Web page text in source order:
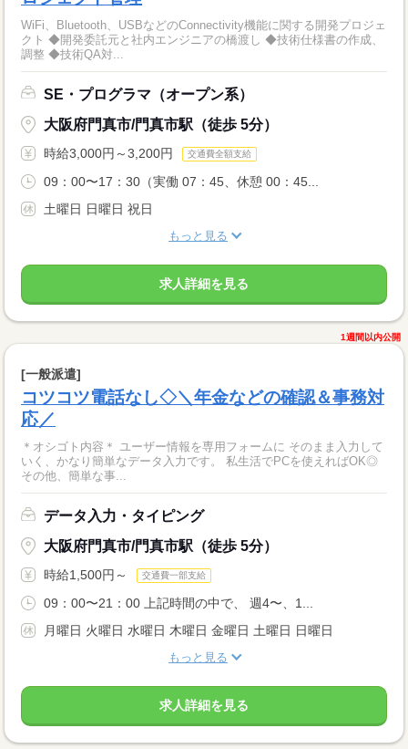
WiFi、Bluetooth、USBなどのConnectivity機能に関する開発プロジェ
クト ◆開発委託元と社内エンジニアの橋渡し ◆技術仕様書の作成、
調整 ◆技術QA対...
SE・プログラマ（オープン系）
大阪府門真市/門真市駅（徒歩 5分）
時給3,000円～3,200円 交通費全額支給
09：00〜17：30（実働 07：45、休憩 00：45...
土曜日 日曜日 祝日
もっと見る
求人詳細を見る
1週間以内公開
[一般派遣]
コツコツ電話なし◇＼年金などの確認＆事務対
応／
＊オシゴト内容＊ ユーザー情報を専用フォームに そのまま入力して
いく、かなり簡単なデータ入力です。 私生活でPCを使えればOK◎
その他、簡単な事...
データ入力・タイピング
大阪府門真市/門真市駅（徒歩 5分）
時給1,500円～ 交通費一部支給
09：00〜21：00 上記時間の中で、 週4〜、1...
月曜日 火曜日 水曜日 木曜日 金曜日 土曜日 日曜日
もっと見る
求人詳細を見る